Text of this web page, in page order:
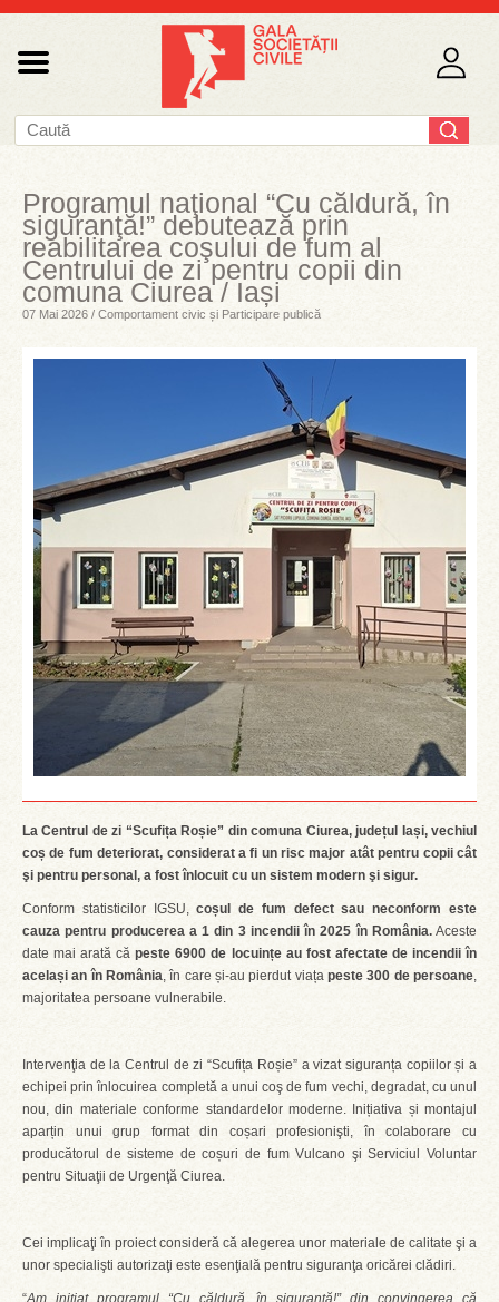
Programul naţional “Cu căldură, în
siguranţă!” debutează prin
reabilitarea coşului de fum al
Centrului de zi pentru copii din
comuna Ciurea / Iași
07 Mai 2026 / Comportament civic și Participare publică
La Centrul de zi “Scufița Roșie” din comuna Ciurea, județul Iași, vechiul
coș de fum deteriorat, considerat a fi un risc major atât pentru copii cât
şi pentru personal, a fost înlocuit cu un sistem modern şi sigur.
Conform statisticilor IGSU,coșul de fum defect sau neconform este
cauza pentru producerea a 1 din 3 incendii în 2025 în România.Aceste
date mai arată căpeste 6900 de locuințe au fost afectate de incendii în
același an în România, în care și-au pierdut viața peste 300 de persoane,
majoritatea persoane vulnerabile.
Intervenţia de la Centrul de zi “Scufița Roșie” a vizat siguranța copiilor și a
echipei prin înlocuirea completă a unui coş de fum vechi, degradat, cu unul
nou, din materiale conforme standardelor moderne. Inițiativa și montajul
aparțin unui grup format din coșari profesionişti, în colaborare cu
producătorul de sisteme de coșuri de fum Vulcano şi Serviciul Voluntar
pentru Situaţii de Urgenţă Ciurea.
Cei implicaţi în proiect consideră că alegerea unor materiale de calitate şi a
unor specialişti autorizaţi este esenţială pentru siguranţa oricărei clădiri.
“Am inițiat programul “Cu căldură, în siguranţă!” din convingerea că